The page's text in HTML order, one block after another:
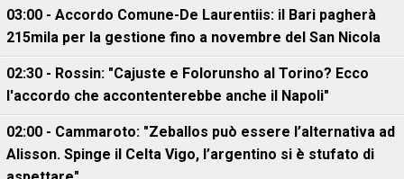
03:00 - Accordo Comune-De Laurentiis: il Bari pagherà
215mila per la gestione fino a novembre del San Nicola
02:30 - Rossin: "Cajuste e Folorunsho al Torino? Ecco
l'accordo che accontenterebbe anche il Napoli"
02:00 - Cammaroto: "Zeballos può essere l’alternativa ad
Alisson. Spinge il Celta Vigo, l’argentino si è stufato di